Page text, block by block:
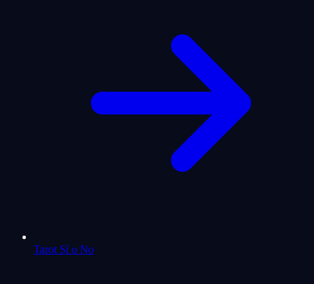
Tarot Sí o No